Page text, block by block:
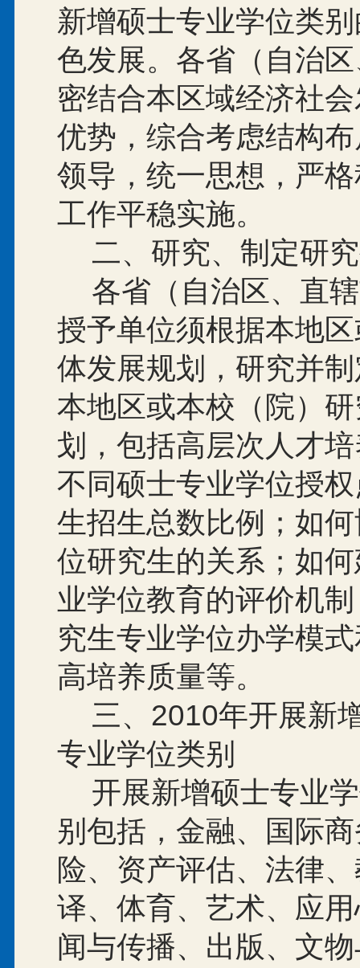
新增硕士专业学位类
色发展。各省（自治
密结合本区域经济社
优势，综合考虑结构
领导，统一思想，严
工作平稳实施。
二、研究、制定研
各省（自治区、直
授予单位须根据本地
体发展规划，研究并
本地区或本校（院）
划，包括高层次人才
不同硕士专业学位授
生招生总数比例；如
位研究生的关系；如
业学位教育的评价机
究生专业学位办学模
高培养质量等。
三、 2010年开展新
专业学位类别
开展新增硕士专业
别包括，金融、国际
险、资产评估、法律
译、体育、艺术、应
闻与传播、出版、文